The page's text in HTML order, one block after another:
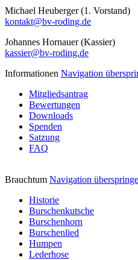
Michael Heuberger (1. Vorstand)
kontakt@bv-roding.de
Johannes Hornauer (Kassier)
kassier@bv-roding.de
Informationen Navigation
Mitgliedsantrag
Bewertungen
Downloads
Spenden
Satzung
FAQ
Brauchtum Navigation
Historie
Burschenkutsche
Burschenhorn
Burschenlied
Humpen
Lederhose